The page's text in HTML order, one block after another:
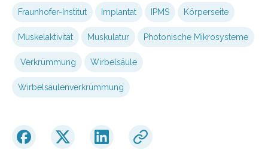
Fraunhofer-Institut Implantat IPMS Körperseite
Muskelaktivität Muskulatur Photonische Mikrosysteme
Verkrümmung Wirbelsäule
Wirbelsäulenverkrümmung